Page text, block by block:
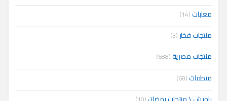
معلبات(14)
منتجات فخار (3)
منتجات مصرية(688)
منظفات(68)